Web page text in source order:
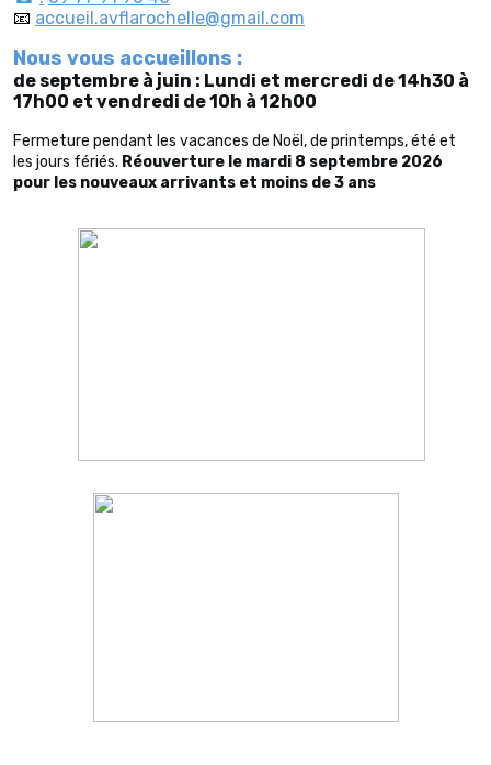
📧 accueil.avflarochelle@gmail.com
Nous vous accueillons :
de septembre à juin : Lundi et mercredi de 14h30 à
17h00 et vendredi de 10h à 12h00
Fermeture pendant les vacances de Noël, de printemps, été et
les jours fériés. Réouverture le mardi 8 septembre 2026
pour les nouveaux arrivants et moins de 3 ans